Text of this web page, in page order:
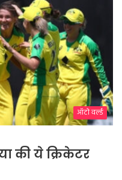
ऑटो वर्ल्ड
की ये क्रिकेटर